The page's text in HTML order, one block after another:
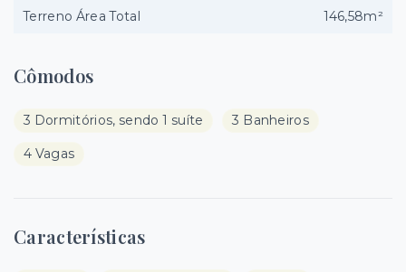
Cômodos
3 Dormitórios, sendo 1 suíte 3 Banheiros
4 Vagas
Características
Terreno Área Total 146,58m²